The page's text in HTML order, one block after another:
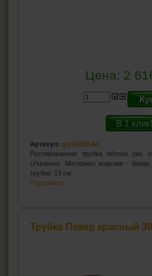
Цена: 2
В 1 клик!
Артикул: gg-300154w
Рустированная трубка яблоко рис
(Украина). Материал изделия -
трубки: 13 см
Подробнее...
Трубка Покер красный